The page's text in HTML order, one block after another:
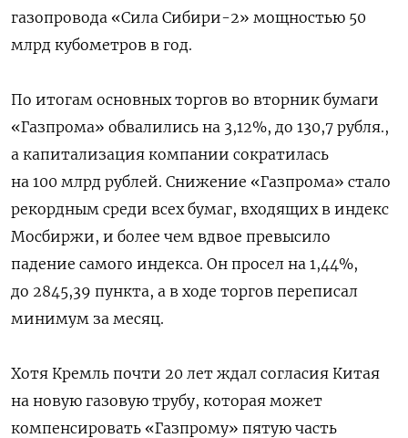
газопровода «Сила Сибири-2» мощностью 50
млрд кубометров в год.
По итогам основных торгов во вторник бумаги
«Газпрома» обвалились на 3,12%, до 130,7 рубля.,
а капитализация компании сократилась
на 100 млрд рублей. Снижение «Газпрома» стало
рекордным среди всех бумаг, входящих в индекс
Мосбиржи, и более чем вдвое превысило
падение самого индекса. Он просел на 1,44%,
до 2845,39 пункта, а в ходе торгов переписал
минимум за месяц.
Хотя Кремль почти 20 лет ждал согласия Китая
на новую газовую трубу, которая может
компенсировать «Газпрому» пятую часть